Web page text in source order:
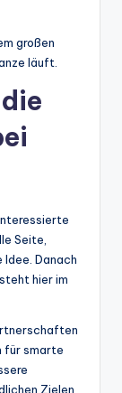
großen
läuft.
Seite,
Idee. Danach
hier im
für smarte
Zielen,